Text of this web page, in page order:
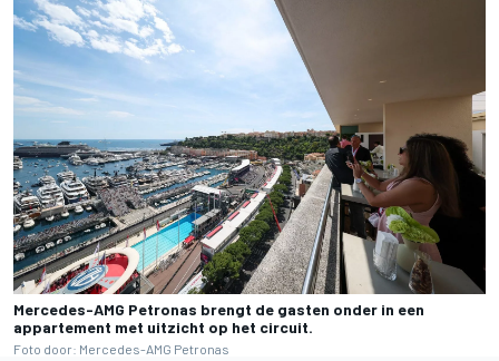
Mercedes-AMG Petronas brengt de gasten onder in een
appartement met uitzicht op het circuit.
Foto door: Mercedes-AMG Petronas